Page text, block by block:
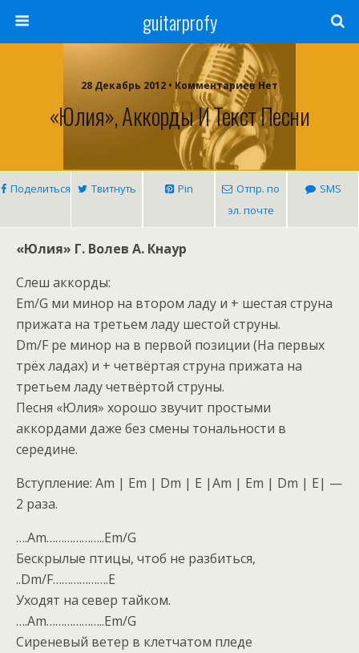
guitarprofy
28 Декабрь 2012 • Комментариев Нет
«Юлия», Аккорды И Текст Песни
Поделиться Твитнуть Pin
Отпр. по
эл. почте
SMS
«Юлия» Г. Волев А. Кнаур
Слеш аккорды:
Em/G ми минор на втором ладу и + шестая струна
прижата на третьем ладу шестой струны.
Dm/F ре минор на в первой позиции (На первых
трёх ладах) и + четвёртая струна прижата на
третьем ладу четвёртой струны.
Песня «Юлия» хорошо звучит простыми
аккордами даже без смены тональности в
середине.
Вступление: Am | Em | Dm | E |Am | Em | Dm | E| —
2 раза.
….Am………………..Em/G
Бескрылые птицы, чтоб не разбиться,
..Dm/F……………….E
Уходят на север тайком.
….Am………………..Em/G
Сиреневый ветер в клетчатом пледе